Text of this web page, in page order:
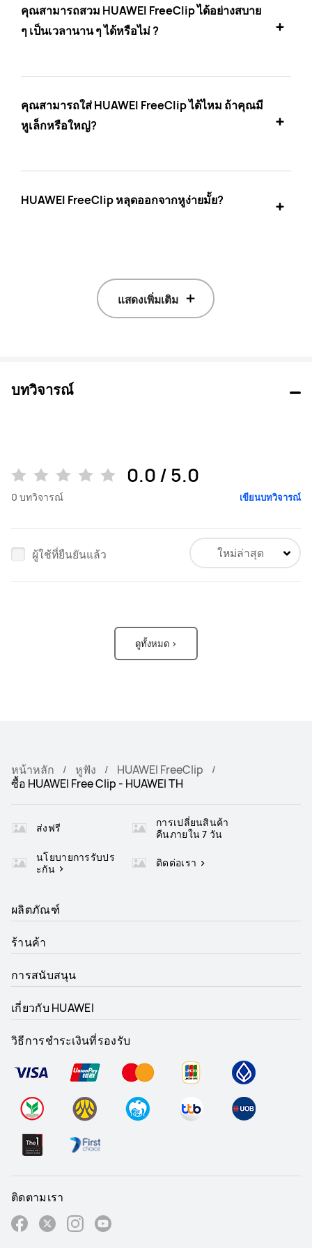
คุณสามารถสวม HUAWEI FreeClip ได้อย่างสบาย
ๆ เป็นเวลานาน ๆ ได้หรือไม่ ?
คุณสามารถใส่ HUAWEI FreeClip ได้ไหม ถ้าคุณมี
หูเล็กหรือใหญ่?
HUAWEI FreeClip หลุดออกจากหูง่ายมั้ย?
แสดงเพิ่มเติม
บทวิจารณ์
0.0 / 5.0
0 บทวิจารณ์ เขียนบทวิจารณ์
ผู้ใช้ที่ยืนยันแล้ว ใหม่ล่าสุด
ดูทั้งหมด >
หน้าหลัก หูฟัง
HUAWEI FreeClip
ซื้อ HUAWEI Free Clip - HUAWEI TH
ส่งฟรี
การเปลี่ยนสินค้า
คืนภายใน 7 วัน
นโยบายการรับปร
ะกัน
ติดต่อเรา
ผลิตภัณฑ์
ร้านค้า
การสนับสนุน
เกี่ยวกับ HUAWEI
วิธีการชำระเงินที่รองรับ
ติดตามเรา